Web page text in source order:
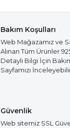
Bakım Koşulları
Web Mağazamız ve
Alınan Tüm Ürünler
Detaylı Bilgi İçin
Sayfamızı
Güvenlik
Web sitemiz SSL